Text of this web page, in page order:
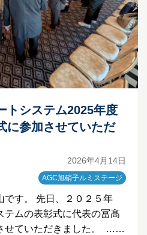
トシステム2025年度
に参加させていただ
2026年4月14日
AGC旭硝子ルミステージ
です。 先日、２０２５年
テムの表彰式に代表の冨髙
せていただきました。 ……